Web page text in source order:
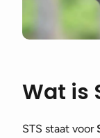
Wat is
STS staat voor